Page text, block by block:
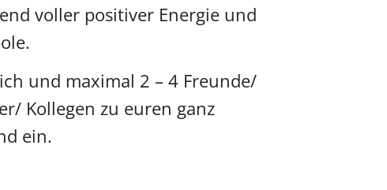
voller positiver Energie und
und maximal 2 – 4 Freunde/
Kollegen zu euren ganz
ein.